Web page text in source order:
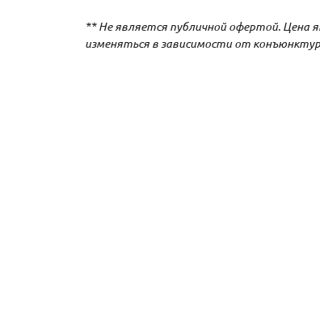
** Не является публичной офертой. Цена
изменяться в зависимости от